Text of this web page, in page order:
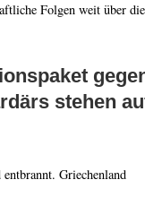
Folgen weit über die
stehen
Griechenland